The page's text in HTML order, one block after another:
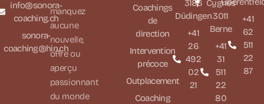
info@sonora-
coaching.ch
sonora-
coaching@hin.ch
manquez
aucune
nouvelle,
offre ou
aperçu
passionnant
du monde
Coachings
de
direction
Intervention
précoce
Outplacement
Coaching
3186
Düdingen
+41
26
492
02
21
Cygnes
3011
Berne
+41
31
511
22
80
+41
62
511
22
87